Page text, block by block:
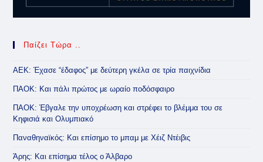
Παίζει Τώρα ..
ΑΕΚ: Έχασε “έδαφος” με δεύτερη γκέλα σε τρία παιχνίδια
ΠΑΟΚ: Και πάλι πρώτος με ωραίο ποδόσφαιρο
ΠΑΟΚ: Έβγαλε την υποχρέωση και στρέφει το βλέμμα του σε
Κηφισιά και Ολυμπιακό
Παναθηναϊκός: Και επίσημο το μπαμ με Χέιζ Ντέιβις
Άρης: Και επίσημα τέλος ο Άλβαρο